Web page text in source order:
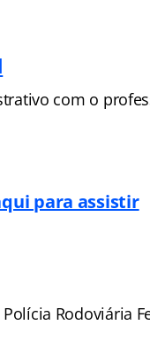
com o
para assistir
Rodoviária